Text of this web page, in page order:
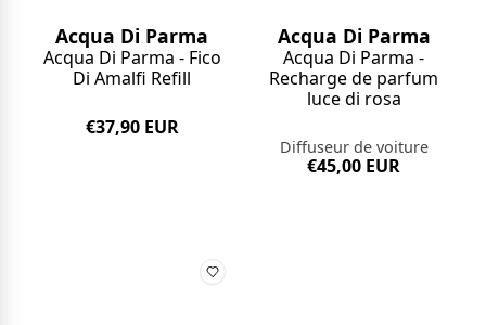
Acqua Di Parma
Acqua Di Parma - Fico
Di Amalfi Refill
€37,90 EUR
Acqua Di Parma
Acqua Di Parma -
Recharge de parfum
luce di rosa
Diffuseur de voiture
€45,00 EUR